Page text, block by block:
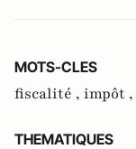
MOTS-CLES
fiscalité , impôt ,
THEMATIQUES